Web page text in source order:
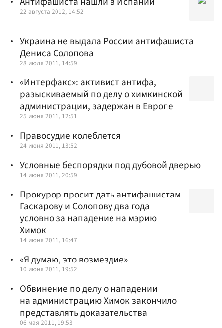
22 августа 2012, 14:52
Украина не выдала России антифашиста
Дениса Солопова
28 июля 2011, 14:59
«Интерфакс»: активист антифа,
разыскиваемый по делу о химкинской
администрации, задержан в Европе
25 июня 2011, 12:51
Правосудие колеблется
24 июня 2011, 13:52
Условные беспорядки под дубовой дверью
14 июня 2011, 20:59
Прокурор просит дать антифашистам
Гаскарову и Солопову два года
условно за нападение на мэрию
Химок
14 июня 2011, 16:47
«Я думаю, это возмездие»
10 июня 2011, 19:52
Обвинение по делу о нападении
на администрацию Химок закончило
представлять доказательства
06 мая 2011, 19:53